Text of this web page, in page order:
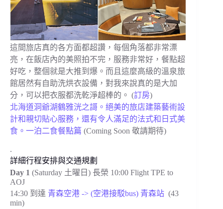
這間旅店真的各方面都超讚，每個角落都非常漂
亮，在飯店內的美照拍不完，服務非常好，餐點超
好吃，整個就是大推到爆。而且這麼高級的溫泉旅
館居然有自助洗烘衣設備，對我來說真的是大加
分，可以把衣服都洗乾淨超棒的。 (訂房)
北海道洞爺湖鶴雅洸之謌。絕美的旅店建築藝術設
計和親切貼心服務，還有令人滿足的法式和日式美
食。一泊二食餐點篇 (Coming Soon 敬請期待)
.
詳細行程安排與交通規劃
Day 1 (Saturday 土曜日) 長榮 10:00 Flight TPE to
AOJ
14:30 到達 青森空港 -> (空港接駁bus) 青森站 (43
min)